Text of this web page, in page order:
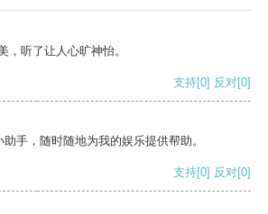
，听了让人心旷神怡。
支持[0] 反对[0]
手，随时随地为我的娱乐提供帮助。
支持[0] 反对[0]